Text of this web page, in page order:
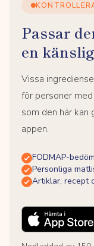
Passar
en
Vissa
för personer
som den här kan
appen.
FODMAP-
Personliga
Artiklar, recept